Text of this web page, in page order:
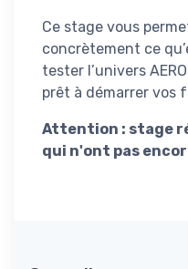
Ce stage vous
concrètement ce
tester l’univers
prêt à démarrer vos
Attention : stage
qui n'ont pas